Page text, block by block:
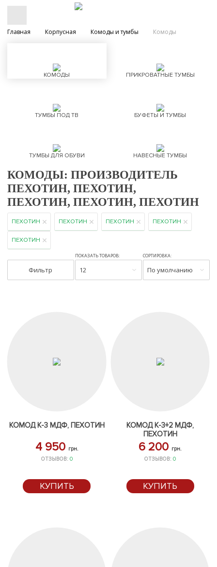
Главная Корпусная Комоды и тумбы Комоды
КОМОДЫ ПРИКРОВАТНЫЕ ТУМБЫ
ТУМБЫ ПОД ТВ БУФЕТЫ И ТУМБЫ
ТУМБЫ ДЛЯ ОБУВИ НАВЕСНЫЕ ТУМБЫ
КОМОДЫ: ПРОИЗВОДИТЕЛЬ
ПЕХОТИН, ПЕХОТИН,
ПЕХОТИН, ПЕХОТИН, ПЕХОТИН
ПЕХОТИН ПЕХОТИН ПЕХОТИН ПЕХОТИН
ПЕХОТИН
Фильтр
ПОКАЗАТЬ ТОВАРОВ:
12
СОРТИРОВКА:
По умолчанию
КОМОД К-3 МДФ, ПЕХОТИН
4 950 грн.
ОТЗЫВОВ: 0
КУПИТЬ
КОМОД К-3+2 МДФ,
ПЕХОТИН
6 200 грн.
ОТЗЫВОВ:0
КУПИТЬ